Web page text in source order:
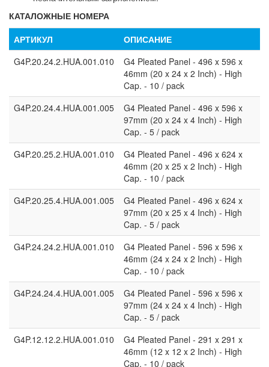
КАТАЛОЖНЫЕ НОМЕРА
АРТИКУЛ
ОПИСАНИЕ
G4P.20.24.2.HUA.001.010
G4 Pleated Panel - 496 x 596 x
46mm (20 x 24 x 2 Inch) - High
Cap. - 10 / pack
G4P.20.24.4.HUA.001.005
G4 Pleated Panel - 496 x 596 x
97mm (20 x 24 x 4 Inch) - High
Cap. - 5 / pack
G4P.20.25.2.HUA.001.010
G4 Pleated Panel - 496 x 624 x
46mm (20 x 25 x 2 Inch) - High
Cap. - 10 / pack
G4P.20.25.4.HUA.001.005
G4 Pleated Panel - 496 x 624 x
97mm (20 x 25 x 4 Inch) - High
Cap. - 5 / pack
G4P.24.24.2.HUA.001.010
G4 Pleated Panel - 596 x 596 x
46mm (24 x 24 x 2 Inch) - High
Cap. - 10 / pack
G4P.24.24.4.HUA.001.005
G4 Pleated Panel - 596 x 596 x
97mm (24 x 24 x 4 Inch) - High
Cap. - 5 / pack
G4P.12.12.2.HUA.001.010
G4 Pleated Panel - 291 x 291 x
46mm (12 x 12 x 2 Inch) - High
Cap. - 10 / pack